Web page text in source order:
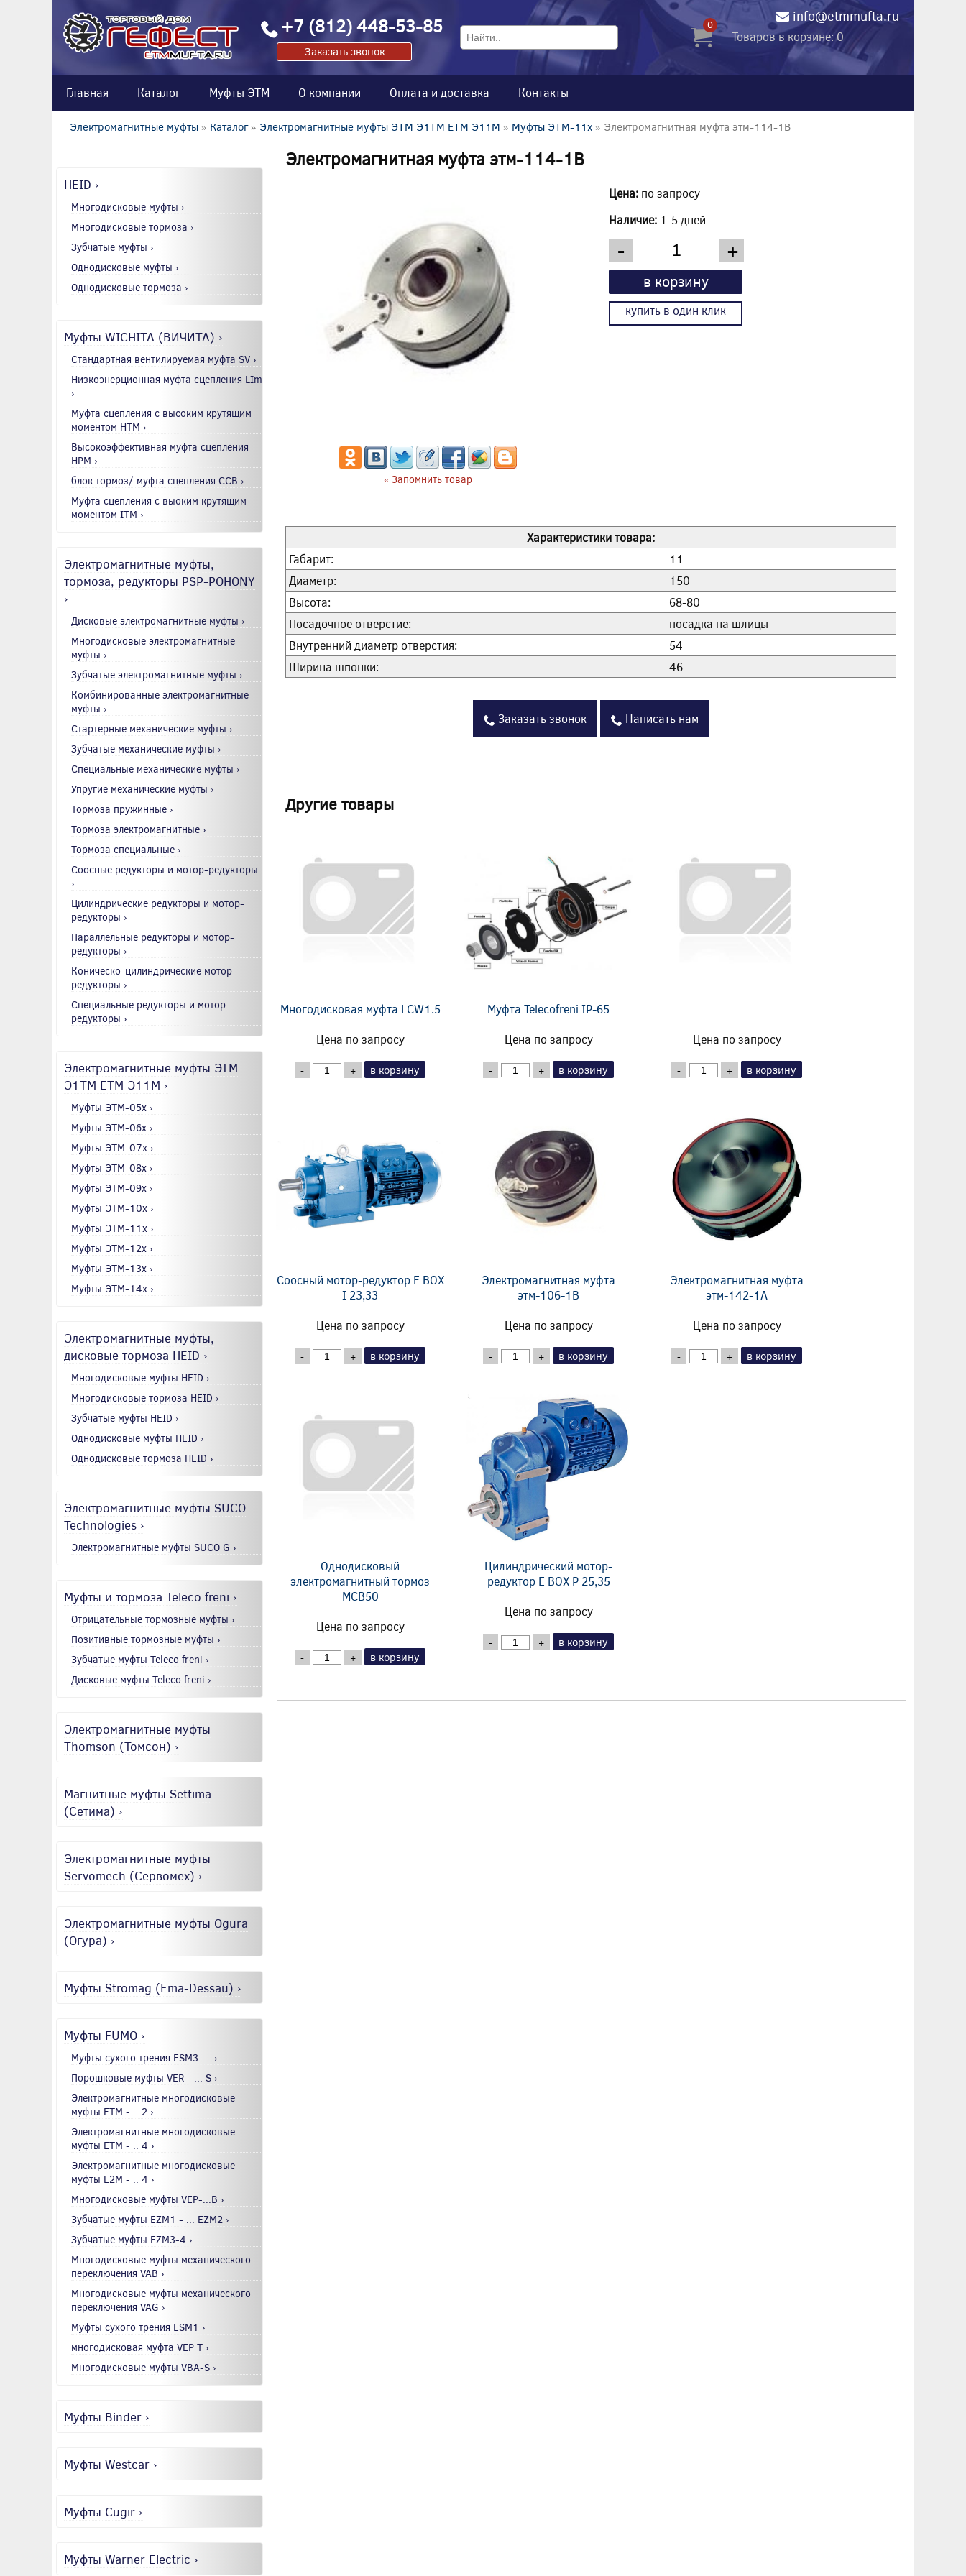
info@etmmufta.ru
+7 (812) 448-53-85
Заказать звонок
0
Товаров в корзине: 0
Главная Каталог Муфты ЭТМ О компании Оплата и доставка Контакты
Электромагнитные муфты » Каталог» Электромагнитные муфты ЭТМ Э1ТМ ETM Э11М » Муфты ЭТМ-11x » Электромагнитная муфта этм-114-1В
HEID ›
Многодисковые муфты ›
Многодисковые тормоза ›
Зубчатые муфты ›
Однодисковые муфты ›
Однодисковые тормоза ›
Муфты WICHITA (ВИЧИТА) ›
Стандартная вентилируемая муфта SV ›
Низкоэнерционная муфта сцепления LIm
›
Муфта сцепления с высоким крутящим
моментом HTM ›
Высокоэффективная муфта сцепления
HPM ›
блок тормоз/ муфта сцепления CCB ›
Муфта сцепления с выоким крутящим
моментом ITM ›
Электромагнитные муфты,
тормоза, редукторы PSP-POHONY
›
Дисковые электромагнитные муфты ›
Многодисковые электромагнитные
муфты ›
Зубчатые электромагнитные муфты ›
Комбинированные электромагнитные
муфты ›
Стартерные механические муфты ›
Зубчатые механические муфты ›
Специальные механические муфты ›
Упругие механические муфты ›
Тормоза пружинные ›
Тормоза электромагнитные ›
Тормоза специальные ›
Соосные редукторы и мотор-редукторы
›
Цилиндрические редукторы и мотор-
редукторы ›
Параллельные редукторы и мотор-
редукторы ›
Коническо-цилиндрические мотор-
редукторы ›
Специальные редукторы и мотор-
редукторы ›
Электромагнитные муфты ЭТМ
Э1ТМ ETM Э11М ›
Муфты ЭТМ-05x ›
Муфты ЭТМ-06x ›
Муфты ЭТМ-07x ›
Муфты ЭТМ-08x ›
Муфты ЭТМ-09x ›
Муфты ЭТМ-10x ›
Муфты ЭТМ-11x ›
Муфты ЭТМ-12x ›
Муфты ЭТМ-13x ›
Муфты ЭТМ-14x ›
Электромагнитные муфты,
дисковые тормоза HEID ›
Многодисковые муфты HEID ›
Многодисковые тормоза HEID ›
Зубчатые муфты HEID ›
Однодисковые муфты HEID ›
Однодисковые тормоза HEID ›
Электромагнитные муфты SUCO
Technologies ›
Электромагнитные муфты SUCO G ›
Муфты и тормоза Teleco freni ›
Отрицательные тормозные муфты ›
Позитивные тормозные муфты ›
Зубчатые муфты Teleco freni ›
Дисковые муфты Teleco freni ›
Электромагнитные муфты
Thomson (Томсон) ›
Магнитные муфты Settima
(Сетима) ›
Электромагнитные муфты
Servomech (Сервомех) ›
Электромагнитные муфты Ogura
(Огура) ›
Муфты Stromag (Ema-Dessau) ›
Муфты FUMO ›
Муфты сухого трения ESM3-... ›
Порошковые муфты VER - ... S ›
Электромагнитные многодисковые
муфты EТМ - .. 2 ›
Электромагнитные многодисковые
муфты EТМ - .. 4 ›
Электромагнитные многодисковые
муфты E2М - .. 4 ›
Многодисковые муфты VEP-...B ›
Зубчатые муфты EZM1 - ... EZM2 ›
Зубчатые муфты EZM3-4 ›
Многодисковые муфты механического
переключения VAB ›
Многодисковые муфты механического
переключения VAG ›
Муфты сухого трения ESM1 ›
многодисковая муфта VEP T ›
Многодисковые муфты VBA-S ›
Муфты Binder ›
Муфты Westcar ›
Муфты Cugir ›
Муфты Warner Electric ›
Электромагнитная муфта этм-114-1В
« Запомнить товар
Цена: по запросу
Наличие: 1-5 дней
- +
в корзину
купить в один клик
Характеристики товара:
Габарит:
11
Диаметр:
150
Высота:
68-80
Посадочное отверстие:
посадка на шлицы
Внутренний диаметр отверстия:
54
Ширина шпонки:
46
Заказать звонок Написать нам
Другие товары
Многодисковая муфта LCW1.5
Цена по запросу
- + в корзину
Муфта Telecofreni IP-65
Цена по запросу
- + в корзину
Цена по запросу
- + в корзину
Соосный мотор-редуктор E BOX
I 23,33
Цена по запросу
- + в корзину
Электромагнитная муфта
этм-106-1В
Цена по запросу
- + в корзину
Электромагнитная муфта
этм-142-1А
Цена по запросу
- + в корзину
Однодисковый
электромагнитный тормоз
MCB50
Цена по запросу
- + в корзину
Цилиндрический мотор-
редуктор E BOX P 25,35
Цена по запросу
- + в корзину